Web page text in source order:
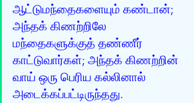
ஆட்டுமந்தைகளையும் கண்டான்;
அந்தக் கிணற்றிலே
மந்தைகளுக்குத் தண்ணீர்
காட்டுவார்கள்; அந்தக் கிணற்றின்
வாய் ஒரு பெரிய கல்லினால்
அடைக்கப்பட்டிருந்தது.